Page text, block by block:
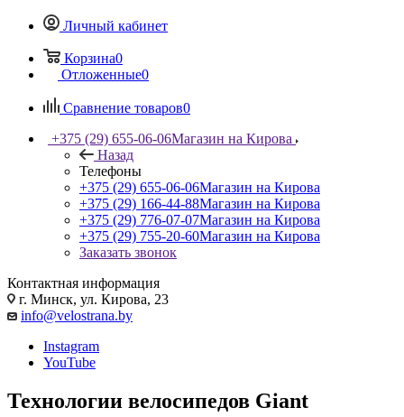
Личный кабинет
Корзина0
Отложенные0
Сравнение товаров0
+375 (29) 655-06-06Магазин на Кирова
Назад
Телефоны
+375 (29) 655-06-06Магазин на Кирова
+375 (29) 166-44-88Магазин на Кирова
+375 (29) 776-07-07Магазин на Кирова
+375 (29) 755-20-60Магазин на Кирова
Заказать звонок
Контактная информация
г. Минск, ул. Кирова, 23
info@velostrana.by
Instagram
YouTube
Технологии велосипедов Giant